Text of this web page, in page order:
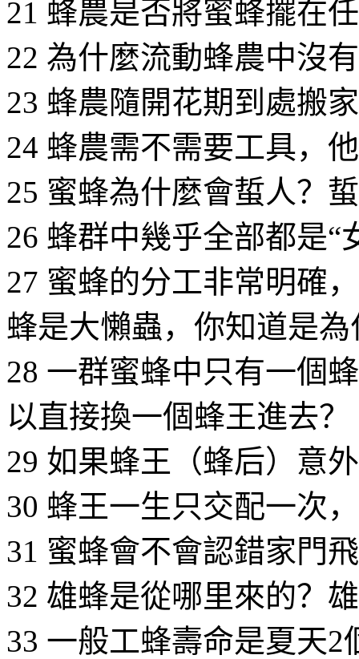
21 蜂農是否將蜜蜂擺在
22 為什麼流動蜂農中沒
23 蜂農隨開花期到處搬
24 蜂農需不需要工具，
25 蜜蜂為什麼會蜇人？
26 蜂群中幾乎全部都是“
27 蜜蜂的分工非常明確
蜂是大懶蟲，你知道是
28 一群蜜蜂中只有一個
以直接換一個蜂王進去？
29 如果蜂王（蜂后）意
30 蜂王一生只交配一次
31 蜜蜂會不會認錯家門
32 雄蜂是從哪里來的？
33 一般工蜂壽命是夏天